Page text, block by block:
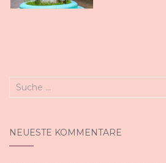
Suche
NEUESTE KOMMENTARE